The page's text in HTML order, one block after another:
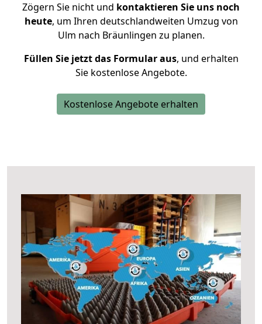
Zögern Sie nicht und kontaktieren Sie uns noch
heute, um Ihren deutschlandweiten Umzug von
Ulm nach Bräunlingen zu planen.
Füllen Sie jetzt das Formular aus, und erhalten
Sie kostenlose Angebote.
Kostenlose Angebote erhalten